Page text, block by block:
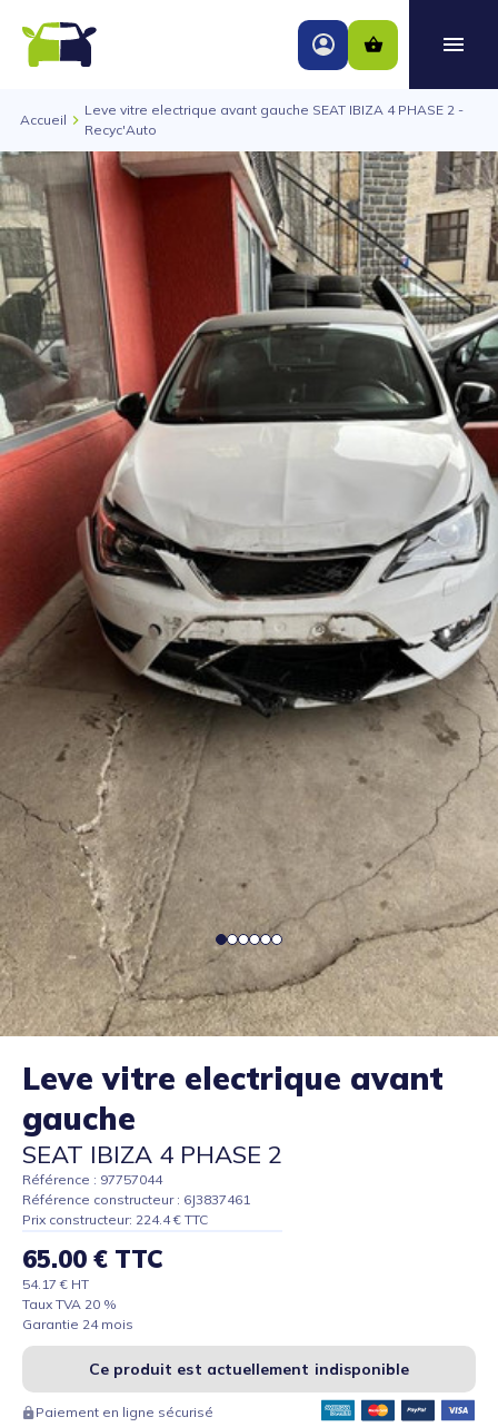
Accueil
Leve vitre electrique avant gauche SEAT IBIZA 4 PHASE 2 -
Recyc'Auto
Leve vitre electrique avant
gauche
SEAT IBIZA 4 PHASE 2
Référence : 97757044
Référence constructeur : 6J3837461
Prix constructeur: 224.4 € TTC
65.00 € TTC
54.17 € HT
Taux TVA 20 %
Garantie 24 mois
Ce produit est actuellement indisponible
Paiement en ligne sécurisé